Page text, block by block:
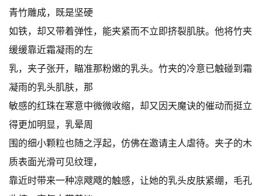
青竹雕成，既是坚硬
如铁，却又带着弹性，能夹紧而不立即挤裂肌肤。他将竹夹
缓缓靠近霜凝雨的左
乳，夹子张开，瞄准那粉嫩的乳头。竹夹的冷意已触碰到霜
凝雨的乳头肌肤，那
敏感的红珠在寒意中微微收缩，却又因天魔诀的催动而挺立
得更加明显，乳晕周
围的细小颗粒也随之浮起，仿佛在邀请主人虐待。夹子的木
质表面光滑可见纹理，
靠近时带来一种凉飕飕的触感，让她的乳头皮肤紧绷，毛孔